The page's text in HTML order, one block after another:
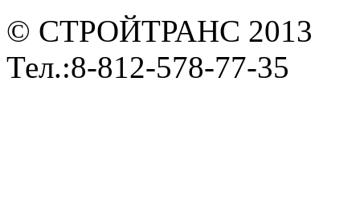
© СТРОЙТРАНС 2013
Тел.:8-812-578-77-35